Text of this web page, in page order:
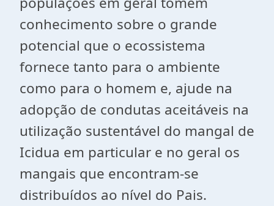
conhecimento sobre o grande
potencial que o ecossistema
fornece tanto para o ambiente
como para o homem e, ajude na
adopção de condutas aceitáveis na
utilização sustentável do mangal de
Icidua em particular e no geral os
mangais que encontram-se
distribuídos ao nível do Pais.